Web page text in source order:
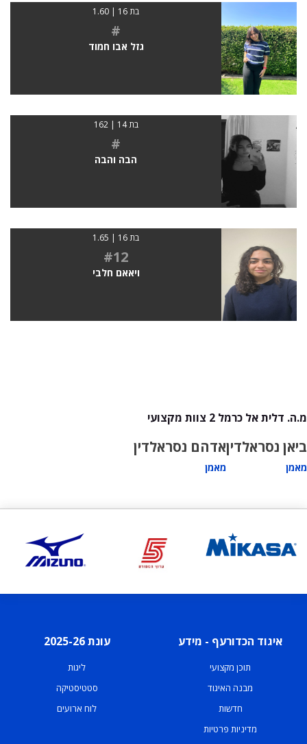
בת 16 | 1.60
#
גזל אבו חמוד
בת 14 | 162
#
הבה והבה
בת 16 | 1.65
#12
ויאאם חלבי
מ.ה. דלית אל כרמל 2 צוות מקצועי
ביאן נסראלדין
מאמן
אדהם נסראלדין
מאמן
איגוד הכדורעף - מידע
תוכן מקצועי
מבנה האיגוד
חדשות
מדיניות פרטיות
עונת 2025-26
ליגות
סטטיסטיקה
לוח ארועים